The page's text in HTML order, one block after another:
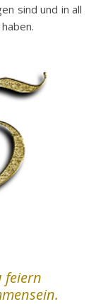
sind und in all
feiern